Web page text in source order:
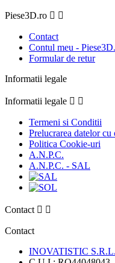
Piese3D.ro  
Contact
Contul meu -
Formular de retur
Informatii legale
Informatii legale  
Termeni si Conditii
Prelucrarea datelor cu
Politica Cookie-uri
A.N.P.C.
A.N.P.C. - SAL
Contact  
Contact
INOVATISTIC S.R.L.